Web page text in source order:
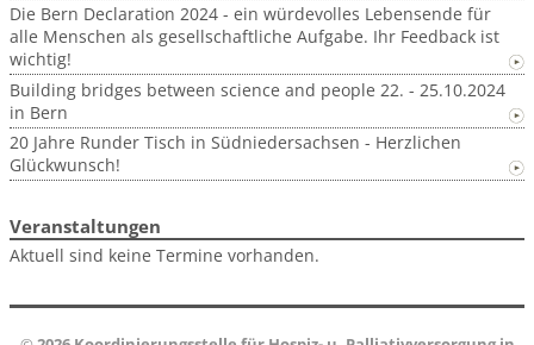
Die Bern Declaration 2024 - ein würdevolles Lebensende für
alle Menschen als gesellschaftliche Aufgabe. Ihr Feedback ist
wichtig!
Building bridges between science and people 22. - 25.10.2024
in Bern
20 Jahre Runder Tisch in Südniedersachsen - Herzlichen
Glückwunsch!
Veranstaltungen
Aktuell sind keine Termine vorhanden.